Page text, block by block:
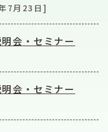
7月23日]
会・セミナー
会・セミナー